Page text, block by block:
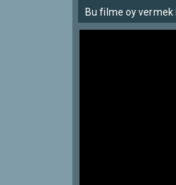
Bu filme oy vermek